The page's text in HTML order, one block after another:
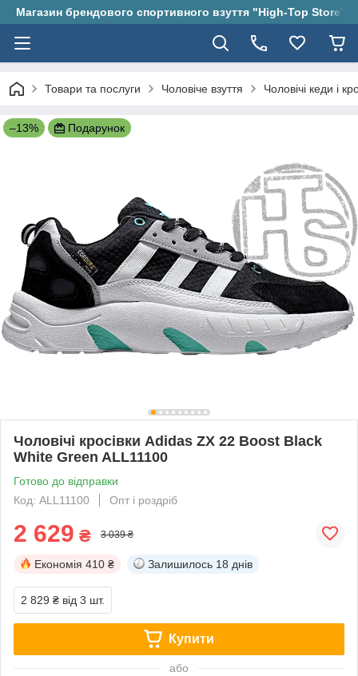
Магазин брендового спортивного взуття "High-Top Store"
Товари та послуги Чоловіче взуття Чоловічі кеди і
–13% Подарунок
Чоловічі кросівки Adidas ZX 22 Boost Black
White Green ALL11100
Готово до відправки
Код: ALL11100
Опт і роздріб
2 629 ₴ 3 039 ₴
Економія 410 ₴ Залишилось 18 днів
2 829 ₴ від 3 шт.
Купити
або